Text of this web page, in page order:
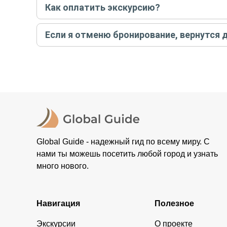
условий конкретной экскурсии.
Как оплатить экскурсию?
Создайте заказ на удобную дату и время, и
контакты организатора и точное место встречи.
Если я отменю бронирование, вернутся
Global Guide - надежный гид по всему миру. С
нами ты можешь посетить любой город и узнать
много нового.
Навигация
Экскурсии
Полезное
О проекте